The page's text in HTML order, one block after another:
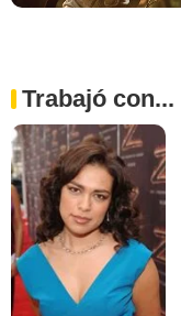
Trabajó con...